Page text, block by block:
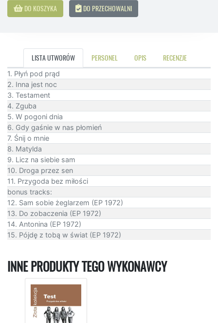
DO KOSZYKA DO PRZECHOWALNI
LISTA UTWORÓW PERSONEL OPIS RECENZJE
1. Płyń pod prąd
2. Inna jest noc
3. Testament
4. Zguba
5. W pogoni dnia
6. Gdy gaśnie w nas płomień
7. Śnij o mnie
8. Matylda
9. Licz na siebie sam
10. Droga przez sen
11. Przygoda bez miłości
bonus tracks:
12. Sam sobie żeglarzem (EP 1972)
13. Do zobaczenia (EP 1972)
14. Antonina (EP 1972)
15. Pójdę z tobą w świat (EP 1972)
INNE PRODUKTY TEGO WYKONAWCY